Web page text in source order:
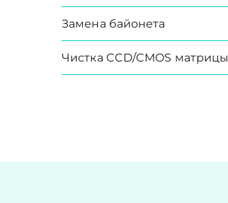
Замена байонета
Чистка CCD/CMOS матрицы